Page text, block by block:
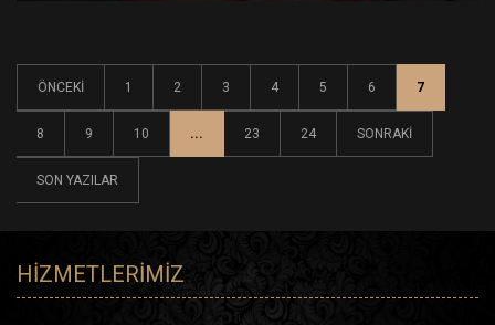
ÖNCEKI 1 2 3 4 5 6 7
8 9 10 ... 23 24 SONRAKI
SON YAZILAR
HIZMETLERIMIZ